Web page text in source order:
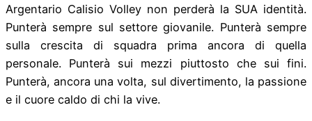
Argentario Calisio Volley non perderà la SUA identità.
Punterà sempre sul settore giovanile. Punterà sempre
sulla crescita di squadra prima ancora di quella
personale. Punterà sui mezzi piuttosto che sui fini.
Punterà, ancora una volta, sul divertimento, la passione
e il cuore caldo di chi la vive.